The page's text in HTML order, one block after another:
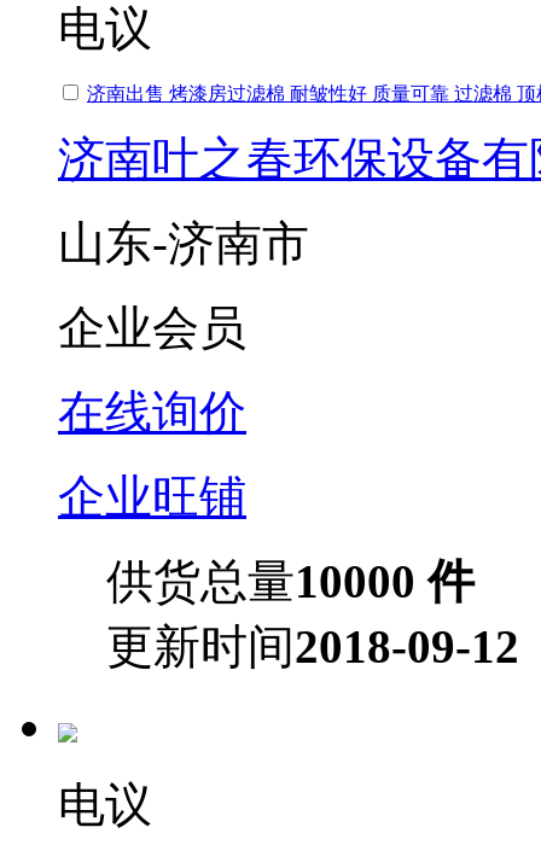
电议
济南出售 烤漆房过滤棉 耐皱性好 质量可靠 过滤棉 顶
济南叶之春环保设备
山东-济南市
企业会员
在线询价
企业旺铺
供货总量10000 件
更新时间2018-09-12
电议